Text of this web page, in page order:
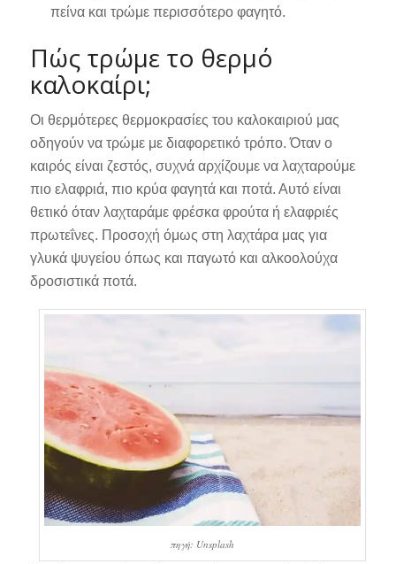
πείνα και τρώμε περισσότερο φαγητό.
Πώς τρώμε το θερμό
καλοκαίρι;
Οι θερμότερες θερμοκρασίες του καλοκαιριού μας
οδηγούν να τρώμε με διαφορετικό τρόπο. Όταν ο
καιρός είναι ζεστός, συχνά αρχίζουμε να λαχταρούμε
πιο ελαφριά, πιο κρύα φαγητά και ποτά. Αυτό είναι
θετικό όταν λαχταράμε φρέσκα φρούτα ή ελαφριές
πρωτεΐνες. Προσοχή όμως στη λαχτάρα μας για
γλυκά ψυγείου όπως και παγωτό και αλκοολούχα
δροσιστικά ποτά.
πηγή: Unsplash